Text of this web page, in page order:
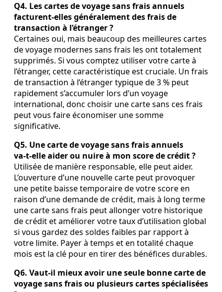
Q4. Les cartes de voyage sans frais annuels
facturent‑elles généralement des frais de
transaction à l’étranger ?
Certaines oui, mais beaucoup des meilleures cartes
de voyage modernes sans frais les ont totalement
supprimés. Si vous comptez utiliser votre carte à
l’étranger, cette caractéristique est cruciale. Un frais
de transaction à l’étranger typique de 3 % peut
rapidement s’accumuler lors d’un voyage
international, donc choisir une carte sans ces frais
peut vous faire économiser une somme
significative.
Q5. Une carte de voyage sans frais annuels
va‑t‑elle aider ou nuire à mon score de crédit ?
Utilisée de manière responsable, elle peut aider.
L’ouverture d’une nouvelle carte peut provoquer
une petite baisse temporaire de votre score en
raison d’une demande de crédit, mais à long terme
une carte sans frais peut allonger votre historique
de crédit et améliorer votre taux d’utilisation global
si vous gardez des soldes faibles par rapport à
votre limite. Payer à temps et en totalité chaque
mois est la clé pour en tirer des bénéfices durables.
Q6. Vaut‑il mieux avoir une seule bonne carte de
voyage sans frais ou plusieurs cartes spécialisées